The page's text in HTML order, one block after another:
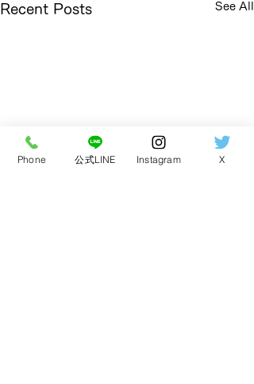
Recent Posts See All
Phone 公式LINE Instagram X